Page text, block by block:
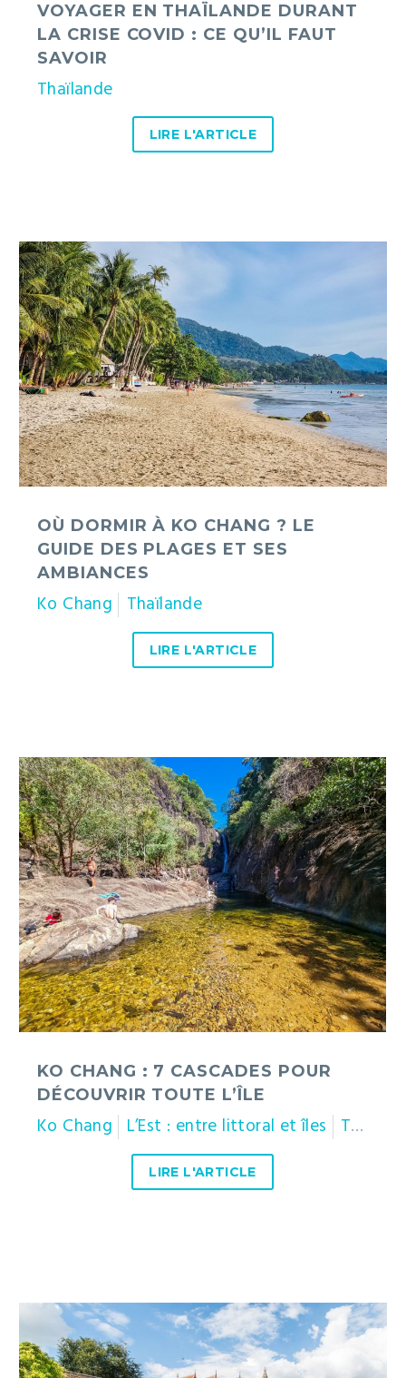
VOYAGER EN THAÏLANDE DURANT
LA CRISE COVID : CE QU’IL FAUT
SAVOIR
Thaïlande
LIRE L'ARTICLE
Où
dormir
à
Ko
Chang
?
Le
guide
des
plages
et
ambiances
OÙ DORMIR À KO CHANG ? LE
GUIDE DES PLAGES ET SES
AMBIANCES
Ko Chang Thaïlande
LIRE L'ARTICLE
Ko
Chang
:
7
cascades
pour
découvrir
toute
l’île
KO CHANG : 7 CASCADES POUR
DÉCOUVRIR TOUTE L’ÎLE
Ko Chang L’Est : entre littoral et îles Thaïlande
LIRE L'ARTICLE
Wat
Phra
That